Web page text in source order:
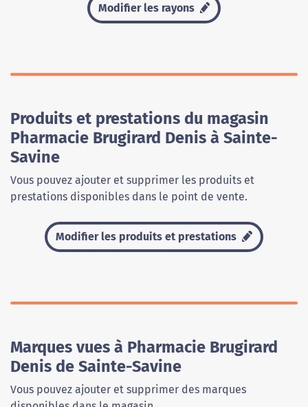
Modifier les rayons
Produits et prestations du magasin
Pharmacie Brugirard Denis à Sainte-
Savine
Vous pouvez ajouter et supprimer les produits et
prestations disponibles dans le point de vente.
Modifier les produits et prestations
Marques vues à Pharmacie Brugirard
Denis de Sainte-Savine
Vous pouvez ajouter et supprimer des marques